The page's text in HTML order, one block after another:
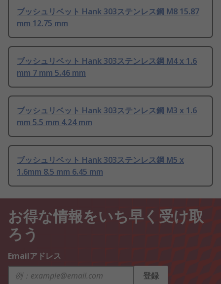
ブッシュリベット Hank 303ステンレス鋼 M8 15.87
mm 12.75 mm
ブッシュリベット Hank 303ステンレス鋼 M4 x 1.6
mm 7 mm 5.46 mm
ブッシュリベット Hank 303ステンレス鋼 M3 x 1.6
mm 5.5 mm 4.24 mm
ブッシュリベット Hank 303ステンレス鋼 M5 x
1.6mm 8.5 mm 6.45 mm
お得な情報をいち早く受け取
ろう
Emailアドレス
登録